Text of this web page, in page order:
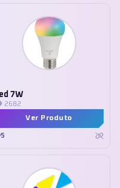
7W
2682
Ver Produto
5